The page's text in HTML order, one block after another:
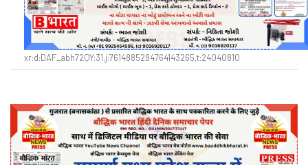
xr:d:DAF_abh72QY:31,j:7614885284764143265,t:24040810